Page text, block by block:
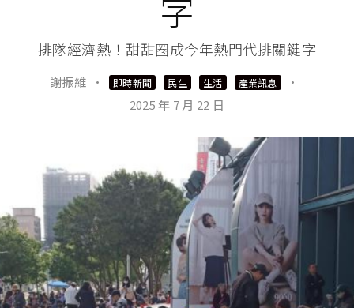
排隊經濟熱！甜甜圈成今年熱門代排關鍵字
謝振維 · 即時新聞 民生 生活 產業訊息
·
2025 年 7 月 22 日